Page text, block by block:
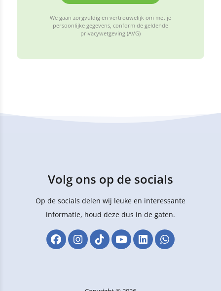
We gaan zorgvuldig en vertrouwelijk om met je
persoonlijke gegevens, conform de geldende
privacywetgeving (AVG)
Volg ons op de socials
Op de socials delen wij leuke en interessante
informatie, houd deze dus in de gaten.